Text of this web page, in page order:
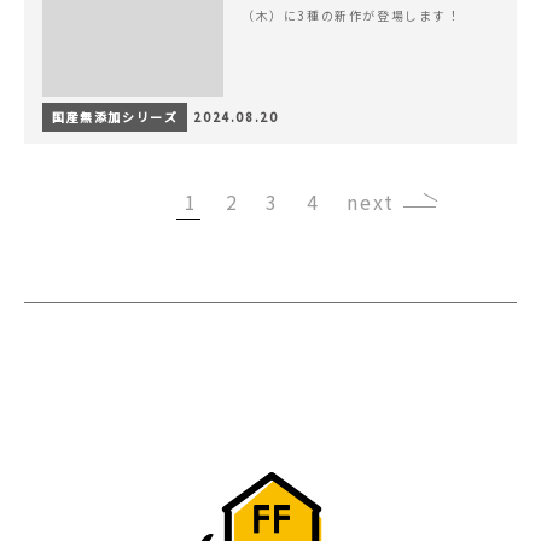
（木）に3種の新作が登場します！
国産無添加シリーズ 2024.08.20
1 2 3 4 ›